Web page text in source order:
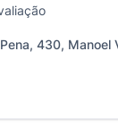
430, Manoel